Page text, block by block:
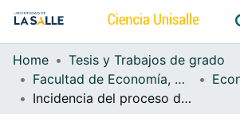
Communities & Collections
All of DSpace
Home
Tesis y Trabajos de grado
Facultad de Economía, Empresa y Desarrollo Sostenible - FEEDS
Incidencia del proceso de apertura económica sobre la distribución del ingreso a favor de los trabajadores en Colombia (1975-2012)